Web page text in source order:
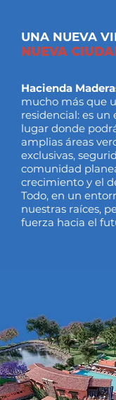
UNA NUEVA
NUEVA
Hacienda
mucho más que
residencial: es un
lugar donde
amplias áreas
exclusivas,
comunidad
crecimiento y el
Todo, en un
nuestras raíces,
fuerza hacia el